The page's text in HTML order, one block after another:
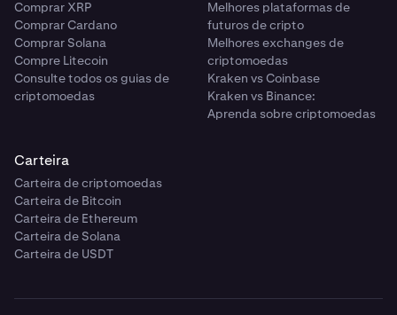
Comprar XRP
Comprar Cardano
Comprar Solana
Compre Litecoin
Consulte todos os guias de
criptomoedas
Melhores plataformas de
futuros de cripto
Melhores exchanges de
criptomoedas
Kraken vs Coinbase
Kraken vs Binance:
Aprenda sobre criptomoedas
Carteira
Carteira de criptomoedas
Carteira de Bitcoin
Carteira de Ethereum
Carteira de Solana
Carteira de USDT